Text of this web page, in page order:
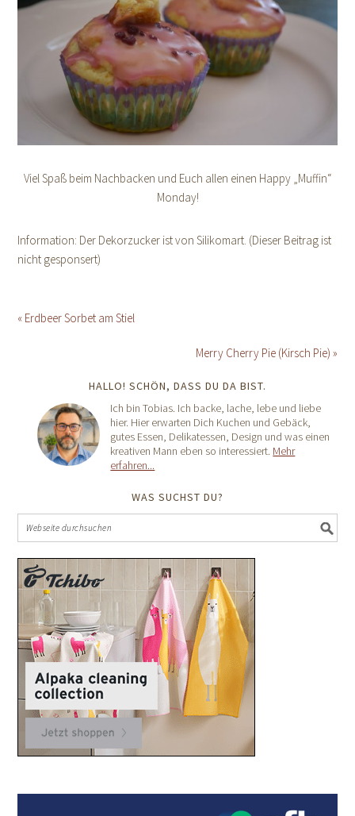
Viel Spaß beim Nachbacken und Euch allen einen Happy „Muffin“
Monday!
Information: Der Dekorzucker ist von Silikomart. (Dieser Beitrag ist
nicht gesponsert)
« Erdbeer Sorbet am Stiel
Merry Cherry Pie (Kirsch Pie) »
HALLO! SCHÖN, DASS DU DA BIST.
Ich bin Tobias. Ich backe, lache, lebe und liebe
hier. Hier erwarten Dich Kuchen und Gebäck,
gutes Essen, Delikatessen, Design und was einen
kreativen Mann eben so interessiert. Mehr
erfahren...
WAS SUCHST DU?